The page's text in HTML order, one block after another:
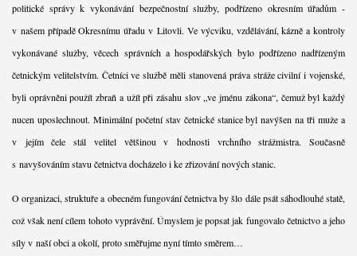
politické správy k vykonávání bezpečnostní služby, podřízeno okresním úřadům -
v našem případě Okresnímu úřadu v Litovli. Ve výcviku, vzdělávání, kázně a kontroly
vykonávané služby, věcech správních a hospodářských bylo podřízeno nadřízeným
četnickým velitelstvím. Četníci ve službě měli stanovená práva stráže civilní i vojenské,
byli oprávněni použít zbraň a užít při zásahu slov „ve jménu zákona“, čemuž byl každý
nucen uposlechnout. Minimální početní stav četnické stanice byl navýšen na tři muže a
v jejím čele stál velitel většinou v hodnosti vrchního strážmistra. Současně
s navyšováním stavu četnictva docházelo i ke zřizování nových stanic.
O organizaci, struktuře a obecném fungování četnictva by šlo dále psát sáhodlouhé statě,
což však není cílem tohoto vyprávění. Úmyslem je popsat jak fungovalo četnictvo a jeho
síly v naší obci a okolí, proto směřujme nyní tímto směrem…